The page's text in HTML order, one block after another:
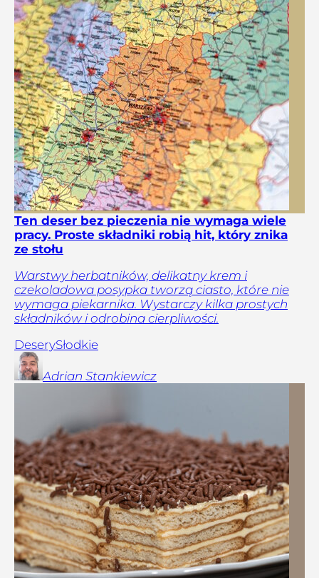
Ten deser bez pieczenia nie wymaga wiele
pracy. Proste składniki robią hit, który znika
ze stołu
Warstwy herbatników, delikatny krem i
czekoladowa posypka tworzą ciasto, które nie
wymaga piekarnika. Wystarczy kilka prostych
składników i odrobina cierpliwości.
DeserySłodkie
Adrian Stankiewicz